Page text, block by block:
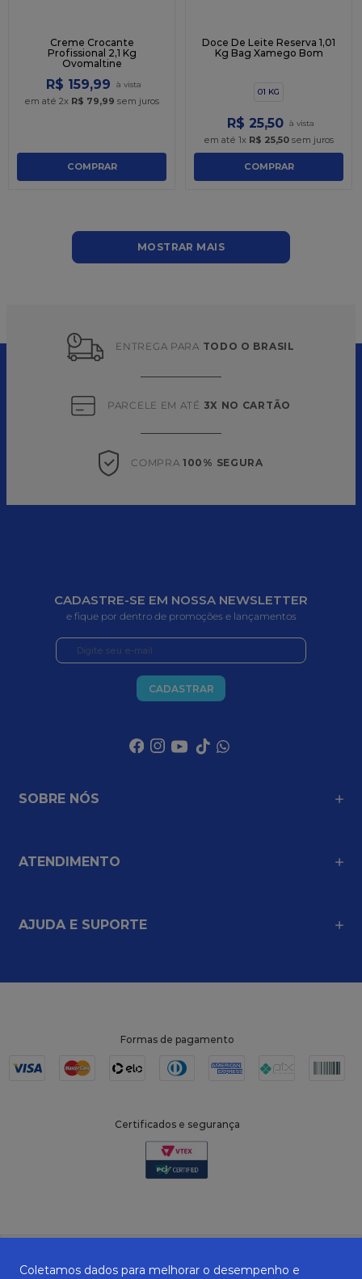
Creme Crocante
Profissional 2,1 Kg
Ovomaltine
R$ 159,99
em até 2x R$ 79,99 sem juros
COMPRAR
Doce De Leite Reserva 1,01
Kg Bag Xamego Bom
01 KG
R$ 25,50
em até 1x R$ 25,50 sem juros
COMPRAR
MOSTRAR MAIS
ENTREGA PARA TODO O BRASIL
PARCELE EM ATÉ 3X NO CARTÃO
COMPRA 100% SEGURA
CADASTRE-SE EM NOSSA NEWSLETTER
e fique por dentro de promoções e lançamentos
CADASTRAR
SOBRE NÓS
ATENDIMENTO
AJUDA E SUPORTE
Formas de pagamento
Certificados e segurança
Coletamos dados para melhorar o desempenho e